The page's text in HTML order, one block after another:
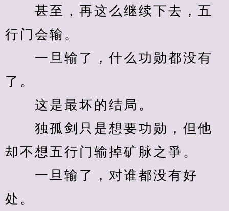
甚至，再这么继续下去，五
行门会输。
一旦输了，什么功勋都没有
了。
这是最坏的结局。
独孤剑只是想要功勋，但他
却不想五行门输掉矿脉之爭。
一旦输了，对谁都没有好
处。